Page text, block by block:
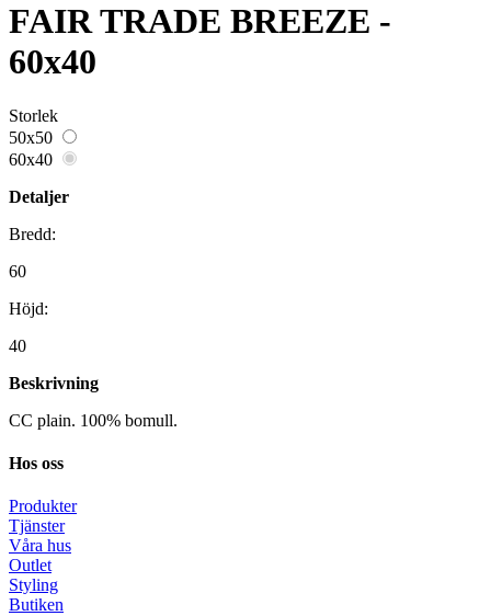
FAIR TRADE BREEZE -
60x40
Storlek
50x50
60x40
Detaljer
Bredd:
60
Höjd:
40
Beskrivning
CC plain. 100% bomull.
Hos oss
Produkter
Tjänster
Våra hus
Outlet
Styling
Butiken